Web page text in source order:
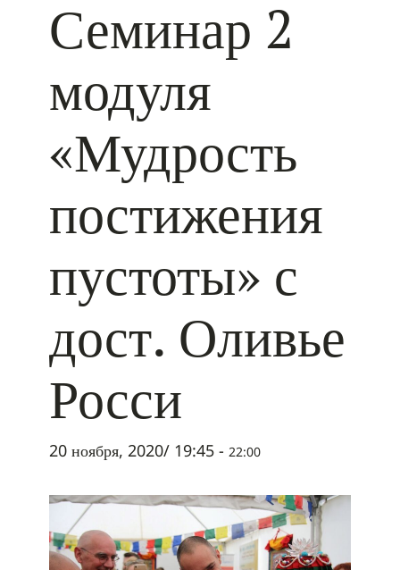
Семинар 2
модуля
«Мудрость
постижения
пустоты» с
дост. Оливье
Росси
20 ноября, 2020/ 19:45 - 22:00